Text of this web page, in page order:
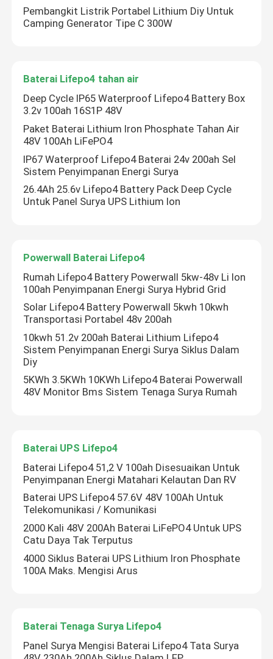
Rumah
Produk
Video
Kontrol kualitas
Hubungi Kami
Berita
Baterai Rumah Lifepo4
Pembangkit Listrik Portabel Lithium Diy Untuk
Camping Generator Tipe C 300W
Baterai Lifepo4 tahan air
Deep Cycle IP65 Waterproof Lifepo4 Battery Box
3.2v 100ah 16S1P 48V
Paket Baterai Lithium Iron Phosphate Tahan Air
48V 100Ah LiFePO4
IP67 Waterproof Lifepo4 Baterai 24v 200ah Sel
Sistem Penyimpanan Energi Surya
26.4Ah 25.6v Lifepo4 Battery Pack Deep Cycle
Untuk Panel Surya UPS Lithium Ion
Powerwall Baterai Lifepo4
Rumah Lifepo4 Battery Powerwall 5kw-48v Li Ion
100ah Penyimpanan Energi Surya Hybrid Grid
Solar Lifepo4 Battery Powerwall 5kwh 10kwh
Transportasi Portabel 48v 200ah
10kwh 51.2v 200ah Baterai Lithium Lifepo4
Sistem Penyimpanan Energi Surya Siklus Dalam
Diy
5KWh 3.5KWh 10KWh Lifepo4 Baterai Powerwall
48V Monitor Bms Sistem Tenaga Surya Rumah
Baterai UPS Lifepo4
Baterai Lifepo4 51,2 V 100ah Disesuaikan Untuk
Penyimpanan Energi Matahari Kelautan Dan RV
Baterai UPS Lifepo4 57.6V 48V 100Ah Untuk
Telekomunikasi / Komunikasi
2000 Kali 48V 200Ah Baterai LiFePO4 Untuk UPS
Catu Daya Tak Terputus
4000 Siklus Baterai UPS Lithium Iron Phosphate
100A Maks. Mengisi Arus
Baterai Tenaga Surya Lifepo4
Panel Surya Mengisi Baterai Lifepo4 Tata Surya